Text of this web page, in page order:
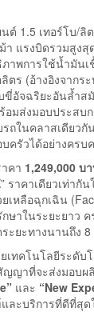
ต์ 1.5 เทอร์โบ/
า แรงบิดรวมสูง
าพการใช้น้ำมัน
ตร (อ้างอิงจาก
ขี่อัจฉริยะอันล้ำส
อมส่งมอบประส
ถในคลาสเดียว
ครัวได้อย่างครบ
คา 1,249,000 บ
” ราคาเดียวเท่ากั
ลือฉุกเฉิน
าในระยะยาว
ะยะทางนานถึง 8
ทคโนโลยีระดับ
ญญาที่จะส่งมอ
และ “New
ะบริการที่ดีที่สุด